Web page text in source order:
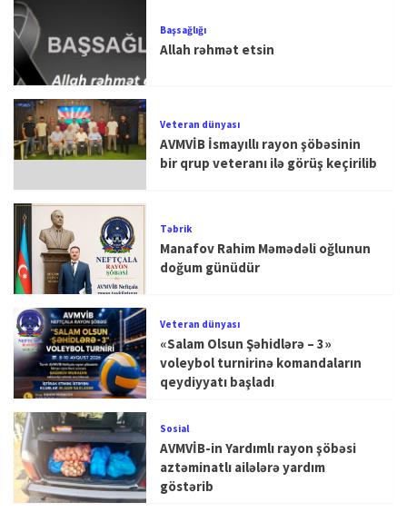
Başsağlığı
Allah rəhmət etsin
Veteran dünyası
AVMVİB İsmayıllı rayon şöbəsinin
bir qrup veteranı ilə görüş keçirilib
Təbrik
Manafov Rahim Məmədəli oğlunun
doğum günüdür
Veteran dünyası
«Salam Olsun Şəhidlərə – 3»
voleybol turnirinə komandaların
qeydiyyatı başladı
Sosial
AVMVİB-in Yardımlı rayon şöbəsi
aztəminatlı ailələrə yardım
göstərib